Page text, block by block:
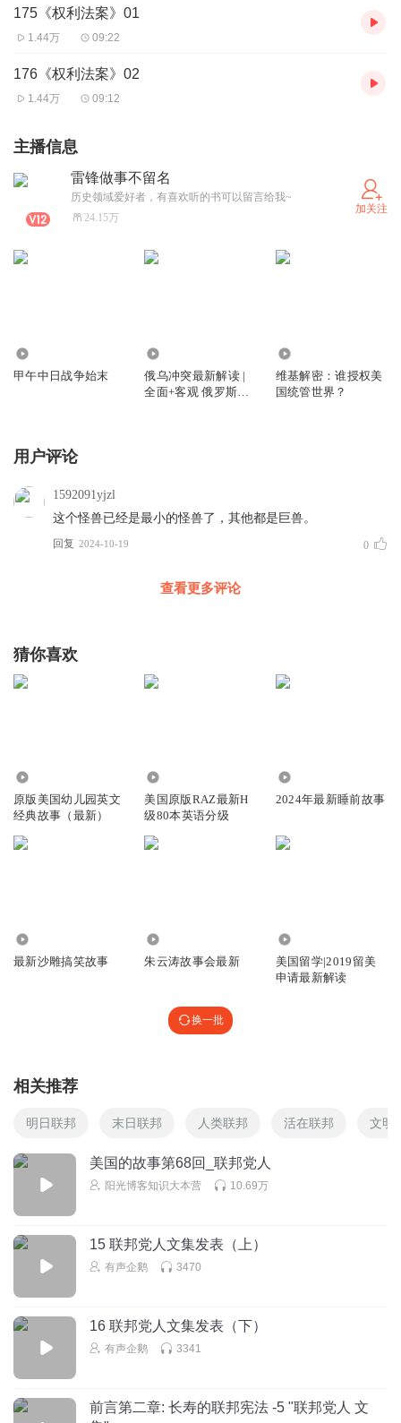
175《权利法案》01
1.44万 09:22
176《权利法案》02
1.44万 09:12
主播信息
雷锋做事不留名
历史领域爱好者，有喜欢听的书可以留言给我~
24.15万
加关注
甲午中日战争始末
俄乌冲突最新解读 |
全面+客观 俄罗斯进
维基解密：谁授权美
国统管世界？
用户评论
1592091yjzl
这个怪兽已经是最小的怪兽了，其他都是巨兽。
回复 2024-10-19 0
查看更多评论
猜你喜欢
原版美国幼儿园英文
经典故事（最新）
美国原版RAZ最新H
级80本英语分级
2024年最新睡前故事
最新沙雕搞笑故事 朱云涛故事会最新
美国留学|2019留美
申请最新解读
换一批
相关推荐
明日联邦 末日联邦 人类联邦 活在联邦 文明
美国的故事第68回_联邦党人
阳光博客知识大本营 10.69万
15 联邦党人文集发表（上）
有声企鹅 3470
16 联邦党人文集发表（下）
有声企鹅 3341
前言第二章: 长寿的联邦宪法 -5 "联邦党人 文